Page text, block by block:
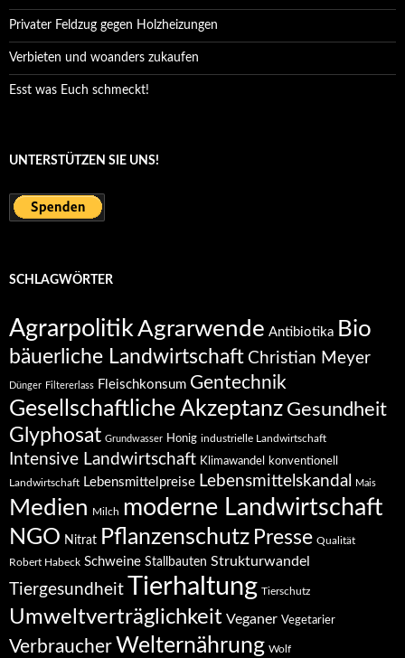
Privater Feldzug gegen Holzheizungen
Verbieten und woanders zukaufen
Esst was Euch schmeckt!
UNTERSTÜTZEN SIE UNS!
SCHLAGWÖRTER
AgrarpolitikAgrarwende Antibiotika Bio
bäuerliche Landwirtschaft Christian Meyer
Dünger Filtererlass Fleischkonsum Gentechnik
Gesellschaftliche Akzeptanz Gesundheit
Glyphosat Grundwasser Honig industrielle Landwirtschaft
Intensive Landwirtschaft Klimawandel konventionell
Landwirtschaft Lebensmittelpreise Lebensmittelskandal Mais
Medien Milch moderne Landwirtschaft
NGO Nitrat Pflanzenschutz Presse Qualität
Robert Habeck Schweine Stallbauten Strukturwandel
Tiergesundheit Tierhaltung Tierschutz
Umweltverträglichkeit Veganer Vegetarier
VerbraucherWelternährung Wolf